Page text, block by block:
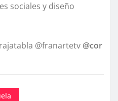
sociales y diseño
@franartetv @cor